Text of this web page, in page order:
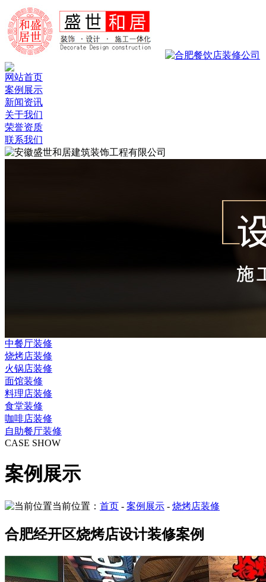
网站首页
案例展示
新闻资讯
关于我们
荣誉资质
联系我们
中餐厅装修
烧烤店装修
火锅店装修
面馆装修
料理店装修
食堂装修
咖啡店装修
自助餐厅装修
CASE SHOW
案例展示
当前位置： 首页 - 案例展示 - 烧烤店装修
合肥经开区烧烤店设计装修案例